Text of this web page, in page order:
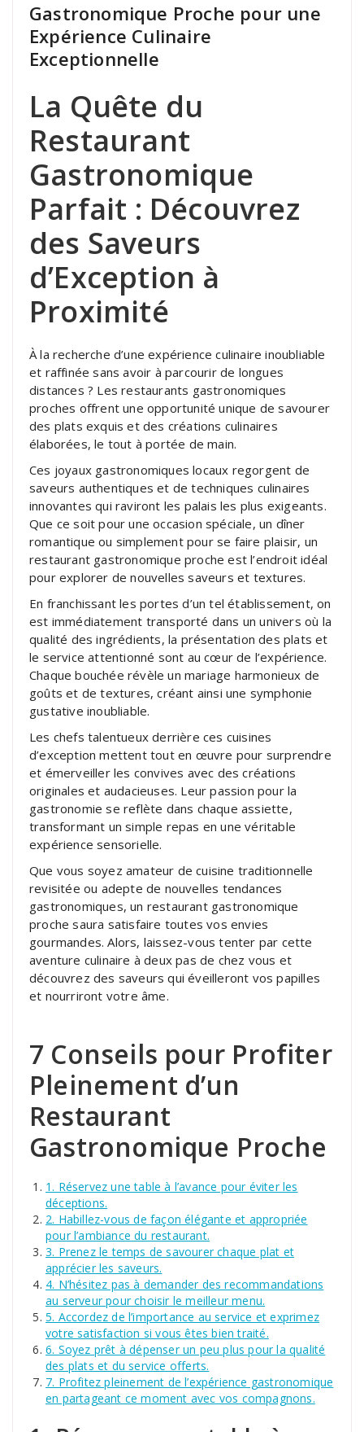
Gastronomique Proche pour une
Expérience Culinaire
Exceptionnelle
La Quête du
Restaurant
Gastronomique
Parfait : Découvrez
des Saveurs
d’Exception à
Proximité
À la recherche d’une expérience culinaire inoubliable
et raffinée sans avoir à parcourir de longues
distances ? Les restaurants gastronomiques
proches offrent une opportunité unique de savourer
des plats exquis et des créations culinaires
élaborées, le tout à portée de main.
Ces joyaux gastronomiques locaux regorgent de
saveurs authentiques et de techniques culinaires
innovantes qui raviront les palais les plus exigeants.
Que ce soit pour une occasion spéciale, un dîner
romantique ou simplement pour se faire plaisir, un
restaurant gastronomique proche est l’endroit idéal
pour explorer de nouvelles saveurs et textures.
En franchissant les portes d’un tel établissement, on
est immédiatement transporté dans un univers où la
qualité des ingrédients, la présentation des plats et
le service attentionné sont au cœur de l’expérience.
Chaque bouchée révèle un mariage harmonieux de
goûts et de textures, créant ainsi une symphonie
gustative inoubliable.
Les chefs talentueux derrière ces cuisines
d’exception mettent tout en œuvre pour surprendre
et émerveiller les convives avec des créations
originales et audacieuses. Leur passion pour la
gastronomie se reflète dans chaque assiette,
transformant un simple repas en une véritable
expérience sensorielle.
Que vous soyez amateur de cuisine traditionnelle
revisitée ou adepte de nouvelles tendances
gastronomiques, un restaurant gastronomique
proche saura satisfaire toutes vos envies
gourmandes. Alors, laissez-vous tenter par cette
aventure culinaire à deux pas de chez vous et
découvrez des saveurs qui éveilleront vos papilles
et nourriront votre âme.
7 Conseils pour Profiter
Pleinement d’un
Restaurant
Gastronomique Proche
1. Réservez une table à l’avance pour éviter les
déceptions.
2. Habillez-vous de façon élégante et appropriée
pour l’ambiance du restaurant.
3. Prenez le temps de savourer chaque plat et
apprécier les saveurs.
4. N’hésitez pas à demander des recommandations
au serveur pour choisir le meilleur menu.
5. Accordez de l’importance au service et exprimez
votre satisfaction si vous êtes bien traité.
6. Soyez prêt à dépenser un peu plus pour la qualité
des plats et du service offerts.
7. Profitez pleinement de l’expérience gastronomique
en partageant ce moment avec vos compagnons.